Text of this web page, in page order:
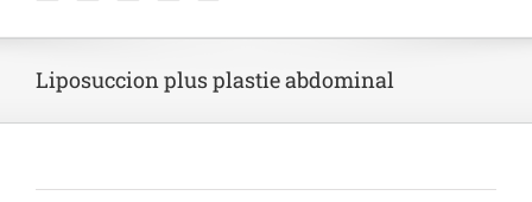
Liposuccion plus plastie abdominal